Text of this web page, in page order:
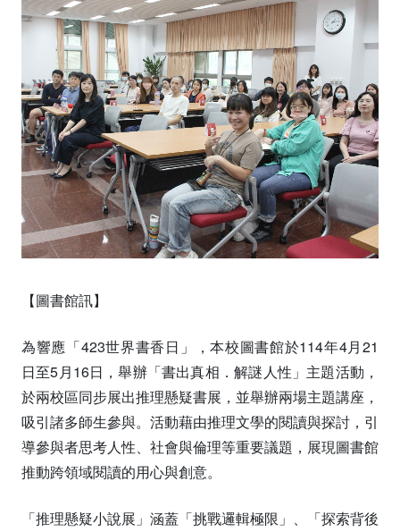
【圖書館訊】
為響應「423世界書香日」，本校圖書館於114年4月21
日至5月16日，舉辦「書出真相．解謎人性」主題活動，
於兩校區同步展出推理懸疑書展，並舉辦兩場主題講座，
吸引諸多師生參與。活動藉由推理文學的閱讀與探討，引
導參與者思考人性、社會與倫理等重要議題，展現圖書館
推動跨領域閱讀的用心與創意。
「推理懸疑小說展」涵蓋「挑戰邏輯極限」、「探索背後